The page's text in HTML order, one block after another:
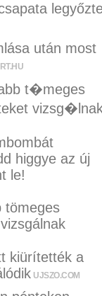
után most
t�meges
higgye az új
le!
tömeges
kiürítették a
UJSZO.COM